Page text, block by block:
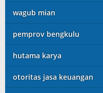
wagub mian
pemprov bengkulu
hutama karya
otoritas jasa keuangan